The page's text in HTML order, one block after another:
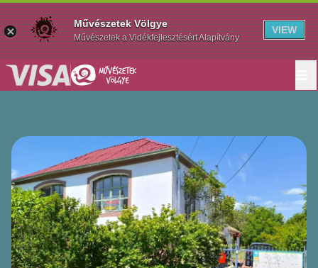
Művészetek Völgye
Művészetek a Vidékfejlesztésért Alapítvány
VIEW